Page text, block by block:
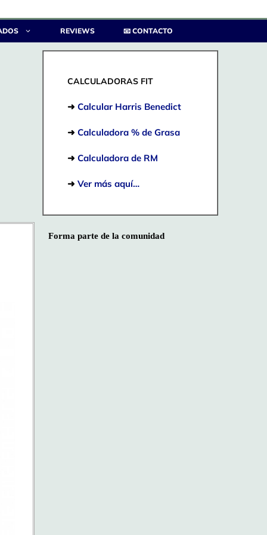
REVIEWS 📧 CONTACTO
CALCULADORAS FIT
➜ Calcular Harris Benedict
➜ Calculadora % de Grasa
➜ Calculadora de RM
➜ Ver más aquí…
Forma parte de la comunidad